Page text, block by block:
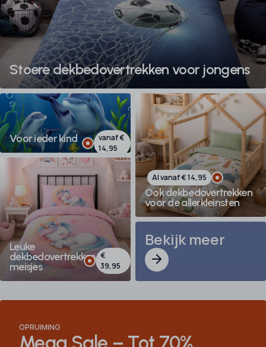
Stoere dekbedovertrekken voor jongens
Voor ieder kind
vanaf €
14,95
Leuke
dekbedovertrekken voor
meisjes
€
39,95
Ook dekbedovertrekken
voor de allerkleinsten
Al vanaf € 14,95
Bekijk meer
OPRUIMING